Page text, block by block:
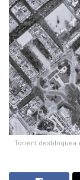
Torrent desbloquea